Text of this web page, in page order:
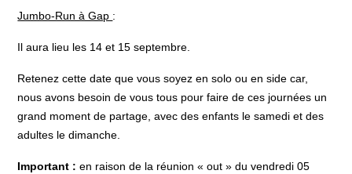
Jumbo-Run à Gap :
Il aura lieu les 14 et 15 septembre.
Retenez cette date que vous soyez en solo ou en side car,
nous avons besoin de vous tous pour faire de ces journées un
grand moment de partage, avec des enfants le samedi et des
adultes le dimanche.
Important : en raison de la réunion « out » du vendredi 05